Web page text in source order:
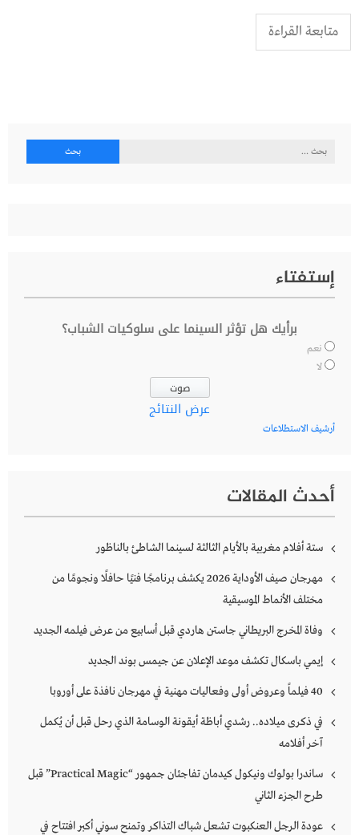
متابعة القراءة
البحث
إستفتاء
برأيك هل تؤثر السينما على سلوكيات الشباب؟
نعم
لا
عرض النتائج
أرشيف الاستطلاعات
أحدث المقالات
ستة أفلام مغربية بالأيام الثالثة لسينما الشاطئ بالناظور
مهرجان صيف الأوداية 2026 يكشف برنامجًا فنيًا حافلًا ونجومًا من
مختلف الأنماط الموسيقية
وفاة المخرج البريطاني جاستن هاردي قبل أسابيع من عرض فيلمه الجديد
إيمي باسكال تكشف موعد الإعلان عن جيمس بوند الجديد
40 فيلماً وعروض أولى وفعاليات مهنية في مهرجان نافذة على أوروبا
في ذكرى ميلاده.. رشدي أباظة أيقونة الوسامة الذي رحل قبل أن يُكمل
آخر أفلامه
ساندرا بولوك ونيكول كيدمان تفاجئان جمهور “Practical Magic” قبل
طرح الجزء الثاني
عودة الرجل العنكبوت تشعل شباك التذاكر وتمنح سوني أكبر افتتاح في